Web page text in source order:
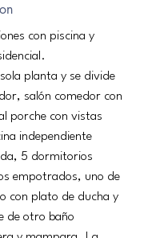
con piscina y
planta y se divide
salón comedor con
porche con vistas
independiente
5 dormitorios
empotrados, uno de
con plato de ducha y
de otro baño